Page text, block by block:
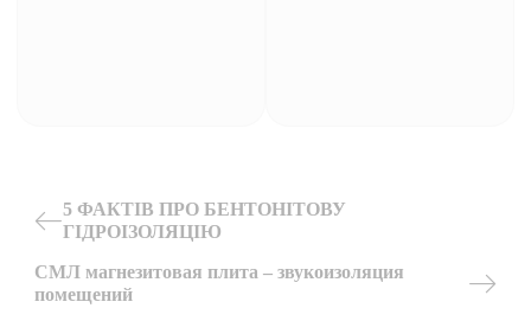
Навігація
записів
Post
5 ФАКТІВ ПРО БЕНТОНІТОВУ
ГІДРОІЗОЛЯЦІЮ
СМЛ магнезитовая плита – звукоизоляция
помещений